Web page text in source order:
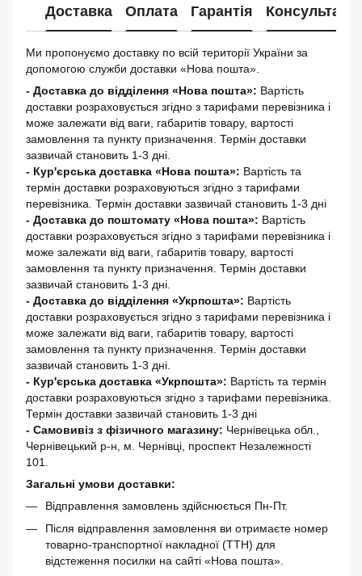
Доставка Оплата Гарантія Консультація
Ми пропонуємо доставку по всій території України за
допомогою служби доставки «Нова пошта».
- Доставка до відділення «Нова пошта»: Вартість
доставки розраховується згідно з тарифами перевізника і
може залежати від ваги, габаритів товару, вартості
замовлення та пункту призначення. Термін доставки
зазвичай становить 1-3 дні.
- Кур'єрська доставка «Нова пошта»: Вартість та
термін доставки розраховуються згідно з тарифами
перевізника. Термін доставки зазвичай становить 1-3 дні
- Доставка до поштомату «Нова пошта»: Вартість
доставки розраховується згідно з тарифами перевізника і
може залежати від ваги, габаритів товару, вартості
замовлення та пункту призначення. Термін доставки
зазвичай становить 1-3 дні.
- Доставка до відділення «Укрпошта»: Вартість
доставки розраховується згідно з тарифами перевізника і
може залежати від ваги, габаритів товару, вартості
замовлення та пункту призначення. Термін доставки
зазвичай становить 1-3 дні.
- Кур'єрська доставка «Укрпошта»: Вартість та термін
доставки розраховуються згідно з тарифами перевізника.
Термін доставки зазвичай становить 1-3 дні
- Самовивіз з фізичного магазину: Чернівецька обл.,
Чернівецький р-н, м. Чернівці, проспект Незалежності
101.
Загальні умови доставки:
Відправлення замовлень здійснюється Пн-Пт.
Після відправлення замовлення ви отримаєте номер
товарно-транспортної накладної (ТТН) для
відстеження посилки на сайті «Нова пошта».